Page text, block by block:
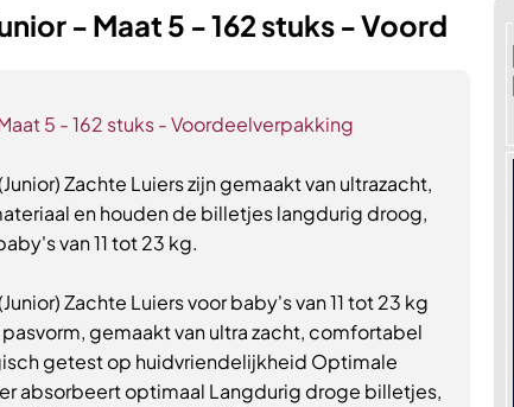
- Maat 5 - 162 stuks - Voord
5 - 162 stuks - Voordeelverpakking
Zachte Luiers zijn gemaakt van ultrazacht,
en houden de billetjes langdurig droog,
van 11 tot 23 kg.
Zachte Luiers voor baby's van 11 tot 23 kg
gemaakt van ultra zacht, comfortabel
getest op huidvriendelijkheid Optimale
absorbeert optimaal Langdurig droge billetjes,